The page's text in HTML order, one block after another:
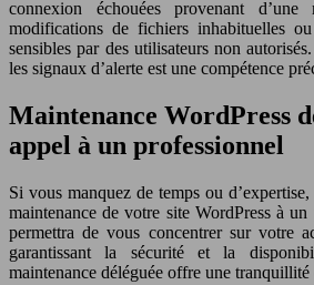
connexion échouées provenant
modifications de fichiers inhabituelles
sensibles par des utilisateurs non
les signaux d’alerte est une compétence
Maintenance WordPress
appel à un professionnel
Si vous manquez de temps ou
maintenance de votre site WordPress à
permettra de vous concentrer sur votre
garantissant la sécurité et la
maintenance déléguée offre une tranquillité